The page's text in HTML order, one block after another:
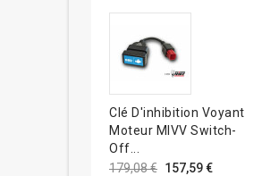
Clé D'inhibition Voyant
Moteur MIVV Switch-
Off...
179,08 € 157,59 €